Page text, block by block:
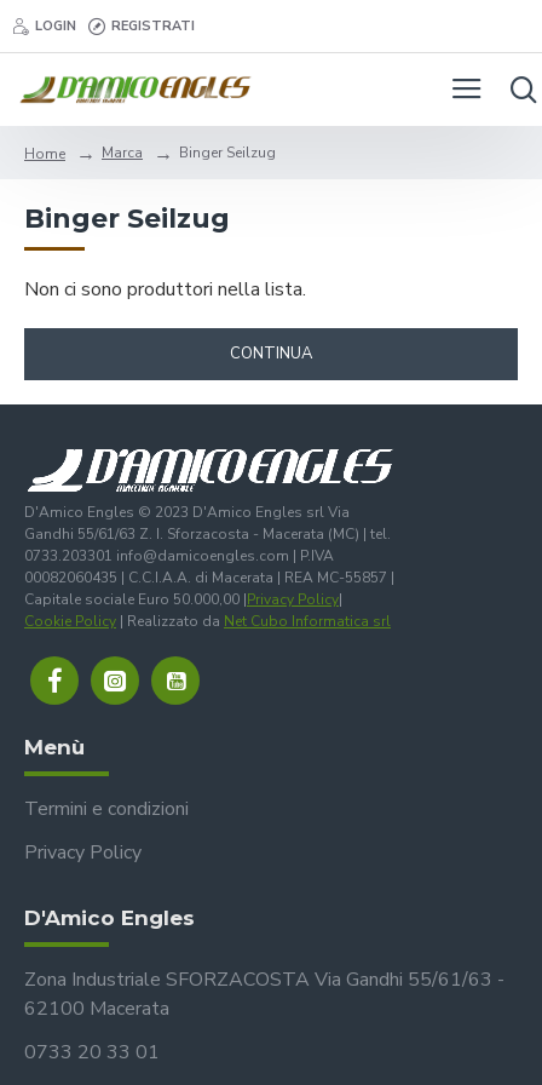
LOGIN REGISTRATI
Home Marca Binger Seilzug
Binger Seilzug
Non ci sono produttori nella lista.
CONTINUA
D'Amico Engles © 2023 D'Amico Engles srl Via
Gandhi 55/61/63 Z. I. Sforzacosta - Macerata (MC) | tel.
0733.203301 info@damicoengles.com | P.IVA
00082060435 | C.C.I.A.A. di Macerata | REA MC-55857 |
Capitale sociale Euro 50.000,00 |Privacy Policy|
Cookie Policy | Realizzato da Net Cubo Informatica srl
Menù
Termini e condizioni
Privacy Policy
D'Amico Engles
Zona Industriale SFORZACOSTA Via Gandhi 55/61/63 -
62100 Macerata
0733 20 33 01